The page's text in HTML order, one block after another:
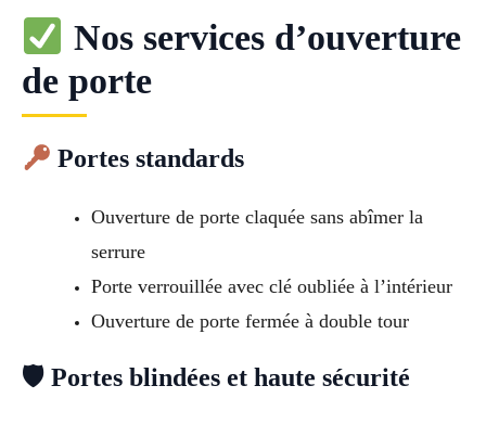
Nos services d’ouverture
de porte
Portes standards
Ouverture de porte claquée sans abîmer la
serrure
Porte verrouillée avec clé oubliée à l’intérieur
Ouverture de porte fermée à double tour
🛡 Portes blindées et haute sécurité